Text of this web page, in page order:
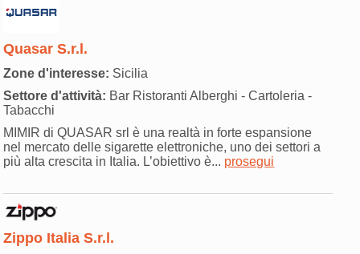
Quasar S.r.l.
Zone d'interesse: Sicilia
Settore d'attività: Bar Ristoranti Alberghi - Cartoleria -
Tabacchi
MIMIR di QUASAR srl è una realtà in forte espansione
nel mercato delle sigarette elettroniche, uno dei settori a
più alta crescita in Italia. L’obiettivo è... prosegui
Zippo Italia S.r.l.